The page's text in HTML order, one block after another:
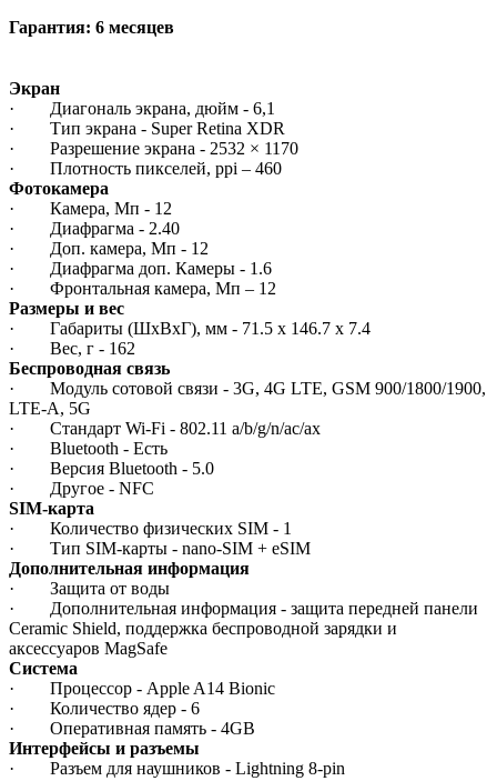
Гарантия: 6 месяцев
Экран
· Диагональ экрана, дюйм - 6,1
· Тип экрана - Super Retina XDR
· Разрешение экрана - 2532 × 1170
· Плотность пикселей, ppi – 460
Фотокамера
· Камера, Мп - 12
· Диафрагма - 2.40
· Доп. камера, Мп - 12
· Диафрагма доп. Камеры - 1.6
· Фронтальная камера, Мп – 12
Размеры и вес
· Габариты (ШxВxГ), мм - 71.5 x 146.7 x 7.4
· Вес, г - 162
Беспроводная связь
· Модуль сотовой связи - 3G, 4G LTE, GSM 900/1800/1900,
LTE-A, 5G
· Стандарт Wi-Fi - 802.11 a/b/g/n/ac/ax
· Bluetooth - Есть
· Версия Bluetooth - 5.0
· Другое - NFC
SIM-карта
· Количество физических SIM - 1
· Тип SIM-карты - nano-SIM + eSIM
Дополнительная информация
· Защита от воды
· Дополнительная информация - защита передней панели
Ceramic Shield, поддержка беспроводной зарядки и
аксессуаров MagSafe
Система
· Процессор - Apple A14 Bionic
· Количество ядер - 6
· Оперативная память - 4GB
Интерфейсы и разъемы
· Разъем для наушников - Lightning 8-pin